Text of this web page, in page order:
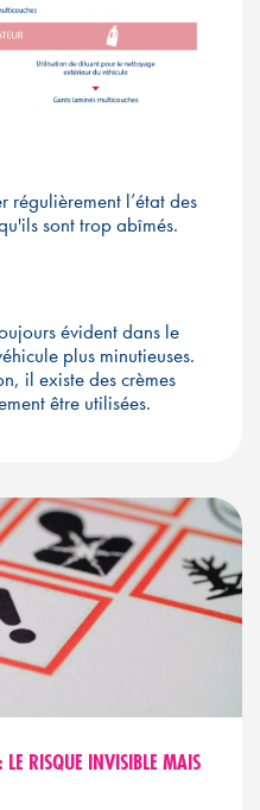
régulièrement l’état des
sont trop abîmés.
évident dans le
plus minutieuses.
il existe des crèmes
être utilisées.
RISQUE INVISIBLE MAIS